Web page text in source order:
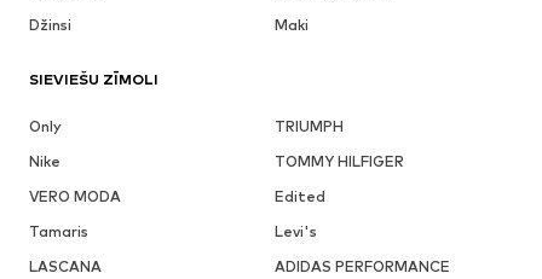
Džinsi
Maki
SIEVIEŠU ZĪMOLI
Only
TRIUMPH
Nike
TOMMY HILFIGER
VERO MODA
Edited
Tamaris
Levi's
LASCANA
ADIDAS PERFORMANCE